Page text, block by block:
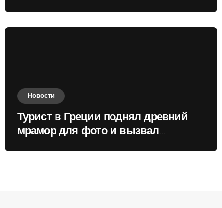
Новости
Турист в Греции поднял древний
мрамор для фото и вызвал